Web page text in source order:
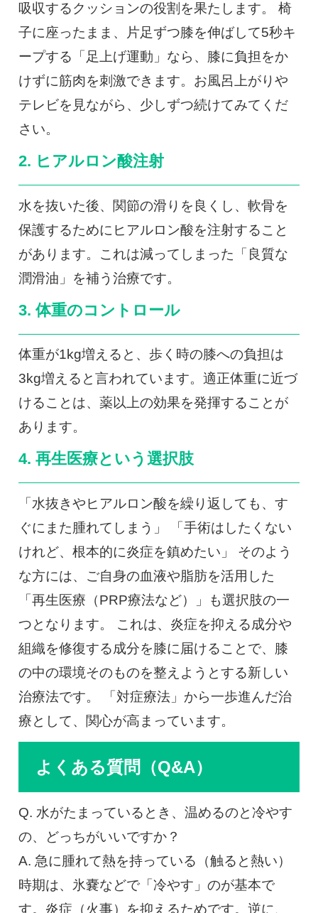
吸収するクッションの役割を果たします。 椅
子に座ったまま、片足ずつ膝を伸ばして5秒キ
ープする「足上げ運動」なら、膝に負担をか
けずに筋肉を刺激できます。お風呂上がりや
テレビを見ながら、少しずつ続けてみてくだ
さい。
2. ヒアルロン酸注射
水を抜いた後、関節の滑りを良くし、軟骨を
保護するためにヒアルロン酸を注射すること
があります。これは減ってしまった「良質な
潤滑油」を補う治療です。
3. 体重のコントロール
体重が1kg増えると、歩く時の膝への負担は
3kg増えると言われています。適正体重に近づ
けることは、薬以上の効果を発揮することが
あります。
4. 再生医療という選択肢
「水抜きやヒアルロン酸を繰り返しても、す
ぐにまた腫れてしまう」 「手術はしたくない
けれど、根本的に炎症を鎮めたい」 そのよう
な方には、ご自身の血液や脂肪を活用した
「再生医療（PRP療法など）」も選択肢の一
つとなります。 これは、炎症を抑える成分や
組織を修復する成分を膝に届けることで、膝
の中の環境そのものを整えようとする新しい
治療法です。 「対症療法」から一歩進んだ治
療として、関心が高まっています。
よくある質問（Q&A）
Q. 水がたまっているとき、温めるのと冷やす
の、どっちがいいですか？
A. 急に腫れて熱を持っている（触ると熱い）
時期は、氷嚢などで「冷やす」のが基本で
す。炎症（火事）を抑えるためです。逆に、